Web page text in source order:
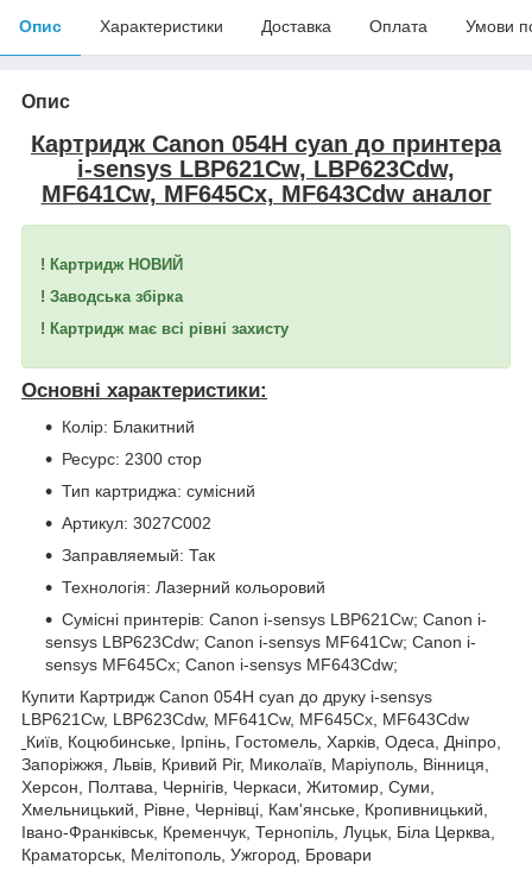
Опис Характеристики Доставка Оплата Умови
Опис
Картридж Canon 054H cyan до принтера
i-sensys LBP621Cw, LBP623Cdw,
MF641Cw, MF645Cx, MF643Cdw аналог
! Картридж НОВИЙ
! Заводська збірка
! Картридж має всі рівні захисту
Основні характеристики:
Колір: Блакитний
Ресурс: 2300 стор
Тип картриджа: сумісний
Артикул: 3027C002
Заправляемый: Так
Технологія: Лазерний кольоровий
Сумісні принтерів: Canon i-sensys LBP621Cw; Canon i-
sensys LBP623Cdw; Canon i-sensys MF641Cw; Canon i-
sensys MF645Cx; Canon i-sensys MF643Cdw;
Купити Картридж Canon 054H cyan до друку i-sensys
LBP621Cw, LBP623Cdw, MF641Cw, MF645Cx, MF643Cdw
Київ, Коцюбинське, Ірпінь, Гостомель, Харків, Одеса, Дніпро,
Запоріжжя, Львів, Кривий Ріг, Миколаїв, Маріуполь, Вінниця,
Херсон, Полтава, Чернігів, Черкаси, Житомир, Суми,
Хмельницький, Рівне, Чернівці, Кам'янське, Кропивницький,
Івано-Франківськ, Кременчук, Тернопіль, Луцьк, Біла Церква,
Краматорськ, Мелітополь, Ужгород, Бровари